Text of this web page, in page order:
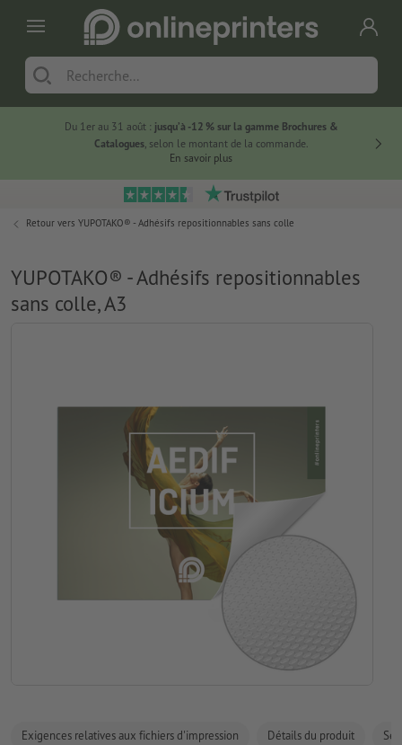
Du 1er au 31 août : jusqu’à -12 % sur la gamme Brochures &
Catalogues, selon le montant de la commande.
En savoir plus
Retour vers YUPOTAKO® - Adhésifs repositionnables sans colle
YUPOTAKO® - Adhésifs repositionnables
sans colle, A3
Exigences relatives aux fichiers d'impression Détails du produit